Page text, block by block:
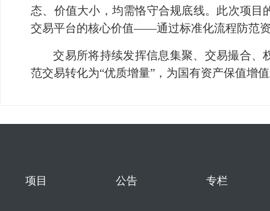
态、价值大小，均需恪守合规底线。此次项
交易平台的核心价值——通过标准化流程防范
交易所将持续发挥信息集聚、交易撮合、
范交易转化为“优质增量”，为国有资产保值增
项目 公告 专栏